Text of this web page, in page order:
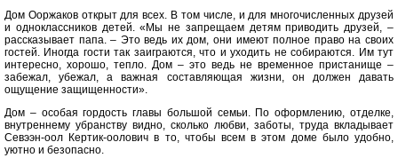
Дом Ооржаков открыт для всех. В том числе, и для многочисленных друзей
и одноклассников детей. «Мы не запрещаем детям приводить друзей, –
рассказывает папа. – Это ведь их дом, они имеют полное право на своих
гостей. Иногда гости так заиграются, что и уходить не собираются. Им тут
интересно, хорошо, тепло. Дом – это ведь не временное пристанище –
забежал, убежал, а важная составляющая жизни, он должен давать
ощущение защищенности».
Дом – особая гордость главы большой семьи. По оформлению, отделке,
внутреннему убранству видно, сколько любви, заботы, труда вкладывает
Севээн-оол Кертик-оолович в то, чтобы всем в этом доме было удобно,
уютно и безопасно.